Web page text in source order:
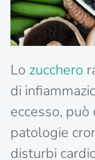
Lo zucchero
di
eccesso, può
patologie
disturbi